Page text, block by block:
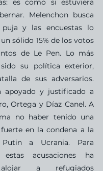
es como si estuviera
Melenchon busca
y las encuestas lo
sólido 15% de los votos
de Le Pen. Lo más
su política exterior,
de sus adversarios.
apoyado y justificado a
Ortega y Díaz Canel. A
no haber tenido una
en la condena a la
a Ucrania. Para
estas acusaciones ha
a refugiados